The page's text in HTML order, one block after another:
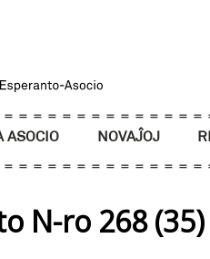
ASOCIO NOVAĴOJ
N-ro 268 (35)